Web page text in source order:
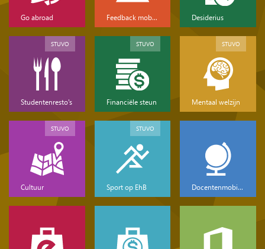
Go abroad Feedback mobiliteit Desiderius
Studentenresto's
STUVO
Financiële steun
STUVO
Mentaal welzijn
STUVO
Cultuur
STUVO
Sport op EhB
STUVO
Docentenmobiliteit